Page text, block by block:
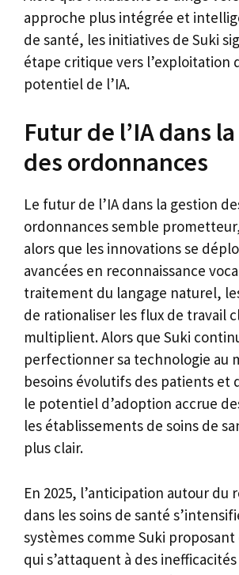
approche plus intégrée et
de santé, les initiatives de Suki
étape critique vers l’exploitation
potentiel de l’IA.
Futur de l’IA dans
des ordonnances
Le futur de l’IA dans la gestion
ordonnances semble
alors que les innovations se
avancées en reconnaissance
traitement du langage naturel,
de rationaliser les flux de travail
multiplient. Alors que Suki
perfectionner sa technologie au
besoins évolutifs des patients et
le potentiel d’adoption accrue
les établissements de soins de
plus clair.
En 2025, l’anticipation autour du
dans les soins de santé
systèmes comme Suki
qui s’attaquent à des